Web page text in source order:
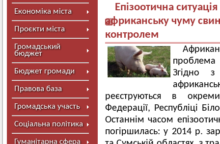
Економіка міста
Проєкти міста
Громадський
бюджет
Бюджет громади
Правова база
Громадська участь
Соціальна політика
Гуманітарна сфера
Епізоотична
африканську чуму
контролем
проблема
Згідно
реєструються в
Федерації, Республіці
Останнім часом
погіршилась: у 2014 р.